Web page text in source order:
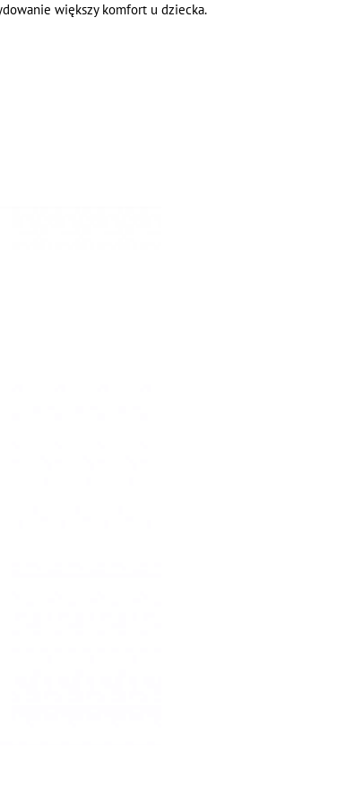
większy komfort u dziecka.